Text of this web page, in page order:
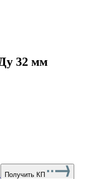
32 мм
Получить КП